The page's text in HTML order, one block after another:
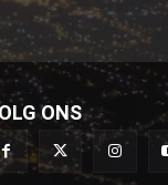
ONS